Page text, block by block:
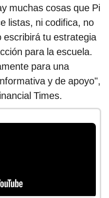
muchas cosas que Pi
listas, ni codifica, no
escribirá tu estrategia
para la escuela.
para una
y de apoyo",
Times.